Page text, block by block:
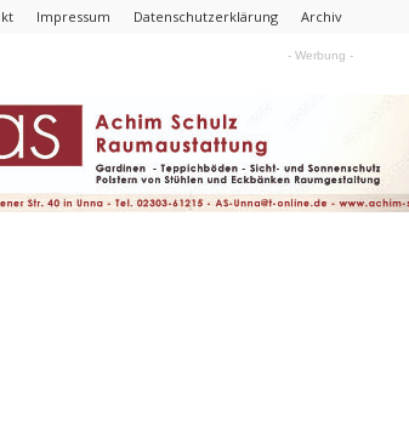
Impressum Datenschutzerklärung Archiv
- Werbung -